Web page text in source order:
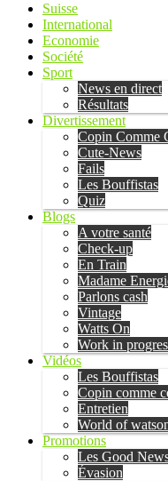
Suisse
International
Economie
Société
Sport
News en direct
Résultats
Divertissement
Copin Comme
Cute-News
Fails
Les Bouffistas
Quiz
Blogs
A votre santé
Check-up
En Train
Madame
Parlons cash
Vintage
Watts On
Work in
Vidéos
Les Bouffistas
Copin comme
Entretien
World of
Promotions
Les Good
Évasion